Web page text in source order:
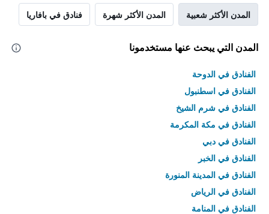
المدن الأكثر شعبية المدن الأكثر شهرة فنادق في بافاريا
المدن التي يبحث عنها مستخدمونا
الفنادق في الدوحة
الفنادق في اسطنبول
الفنادق في شرم الشيخ
الفنادق في مكة المكرمة
الفنادق في دبي
الفنادق في الخبر
الفنادق في المدينة المنورة
الفنادق في الرياض
الفنادق في المنامة